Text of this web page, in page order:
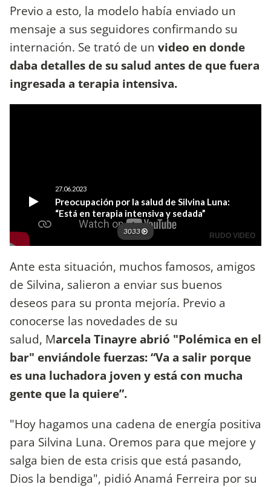
Previo a esto, la modelo había enviado un
mensaje a sus seguidores confirmando su
internación. Se trató de un video en donde
daba detalles de su salud antes de que fuera
ingresada a terapia intensiva.
Ante esta situación, muchos famosos, amigos
de Silvina, salieron a enviar sus buenos
deseos para su pronta mejoría. Previo a
conocerse las novedades de su
salud, Marcela Tinayre abrió "Polémica en el
bar" enviándole fuerzas: “Va a salir porque
es una luchadora joven y está con mucha
gente que la quiere”.
"Hoy hagamos una cadena de energía positiva
para Silvina Luna. Oremos para que mejore y
salga bien de esta crisis que está pasando,
Dios la bendiga", pidió Anamá Ferreira por su